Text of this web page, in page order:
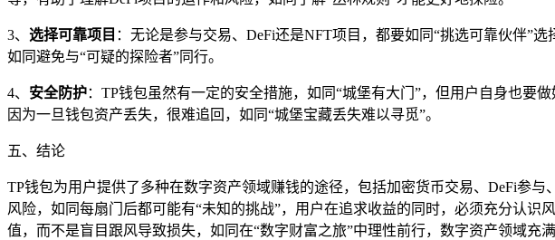
3、 选择可靠项目 ：无论是参与交易、DeFi还是NFT项目，都要如同“挑选可靠伙伴”
如同避免与“可疑的探险者”同行。
4、 安全防护：TP钱包虽然有一定的安全措施，如同“城堡有大门”，但用户自身也要
因为一旦钱包资产丢失，很难追回，如同“城堡宝藏丢失难以寻觅”。
五、结论
TP钱包为用户提供了多种在数字资产领域赚钱的途径，包括加密货币交易、DeFi参
风险，如同每扇门后都可能有“未知的挑战”，用户在追求收益的同时，必须充分认
值，而不是盲目跟风导致损失，如同在“数字财富之旅”中理性前行，数字资产领域